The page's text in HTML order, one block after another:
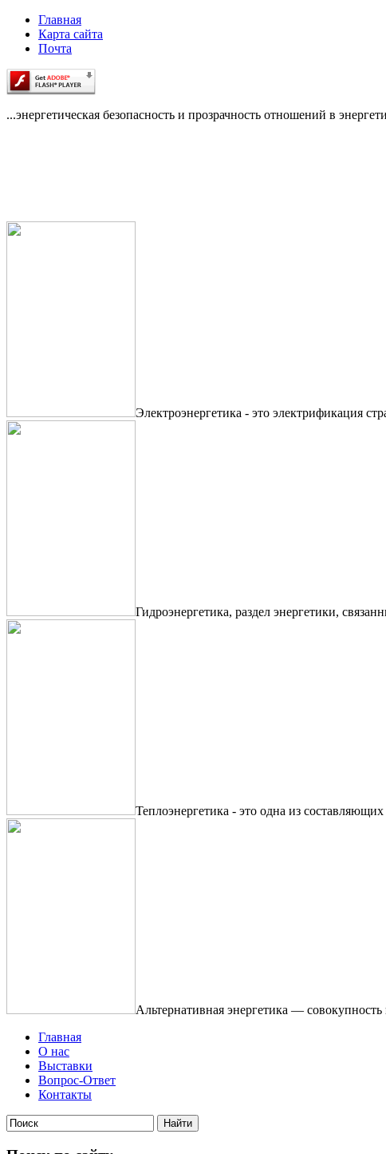
Главная
Карта сайта
Почта
...энергетическая безопасность и прозрачность отношений в
Электроэнергетика - это электрификация
Гидроэнергетика, раздел энергетики,
Теплоэнергетика - это одна из
Альтернативная энергетика —
Главная
О нас
Выставки
Вопрос-Ответ
Контакты